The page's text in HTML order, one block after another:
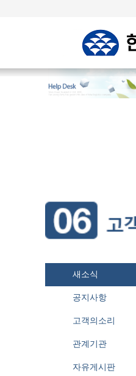
새소식
공지사항
고객의소리
관계기관
자유게시판